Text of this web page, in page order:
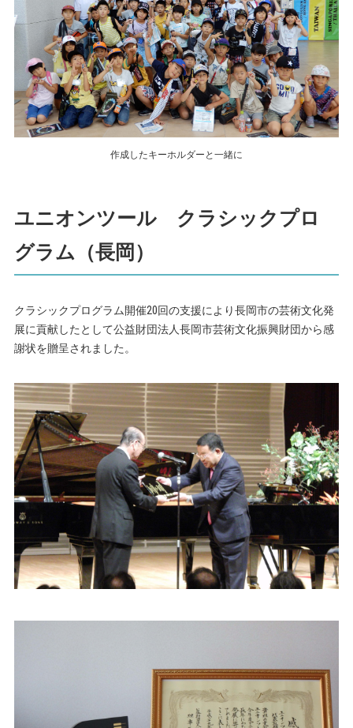
作成したキーホルダーと一緒に
ユニオンツール クラシックプロ
グラム（長岡）
クラシックプログラム開催20回の支援により長岡市の芸術文化発
展に貢献したとして公益財団法人長岡市芸術文化振興財団から感
謝状を贈呈されました。